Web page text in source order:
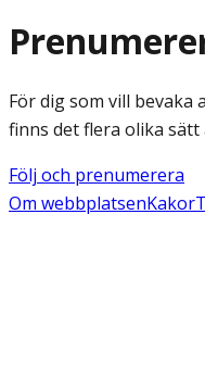
För dig som vill
finns det flera olika sätt
Följ och prenumerera
Om webbplatsenKakor